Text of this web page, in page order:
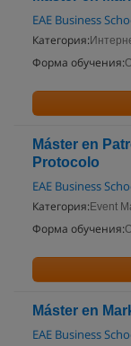
EAE Business
Категория:
Форма обучения:
Máster en
Protocolo
EAE Business
Категория: Event
Форма обучения:
Máster en
EAE Business